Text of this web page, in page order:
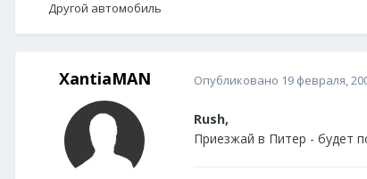
Другой автомобиль
XantiaMAN Опубликовано 19 февраля,
Rush,
Приезжай в Питер - будет